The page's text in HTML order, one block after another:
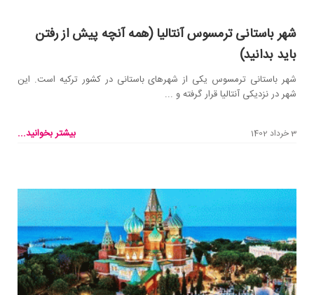
شهر باستانی ترمسوس آنتالیا (همه آنچه پیش از رفتن
باید بدانید)
شهر باستانی ترمسوس یکی از شهر‌های باستانی در کشور ترکیه است. این
شهر در نزدیکی آنتالیا قرار گرفته و ...
3 خرداد 1402 بیشتر بخوانید...